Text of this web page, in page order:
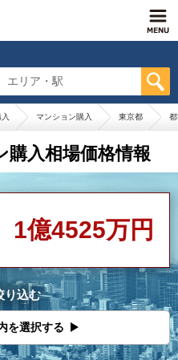
エリア・駅
マンション購入 東京都
入相場価格情報
1億4525万円
り込む
を選択する